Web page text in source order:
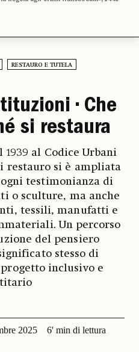
RESTAURO E TUTELA
• Che
si restaura
al Codice Urbani
restauro si è ampliata
testimonianza di
o sculture, ma anche
tessili, manufatti e
Un percorso
del pensiero
stesso di
inclusivo e
2025 6' min di lettura